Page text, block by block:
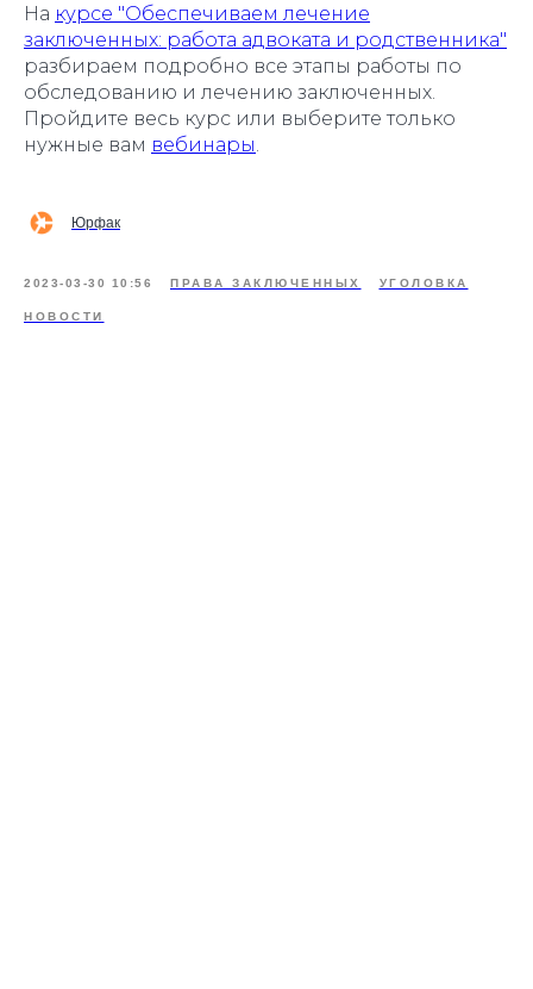
На курсе "Обеспечиваем лечение
заключенных: работа адвоката и родственника"
разбираем подробно все этапы работы по
обследованию и лечению заключенных.
Пройдите весь курс или выберите только
нужные вам вебинары.
Юрфак
2023-03-30 10:56 ПРАВА ЗАКЛЮЧЕННЫХ УГОЛОВКА
НОВОСТИ